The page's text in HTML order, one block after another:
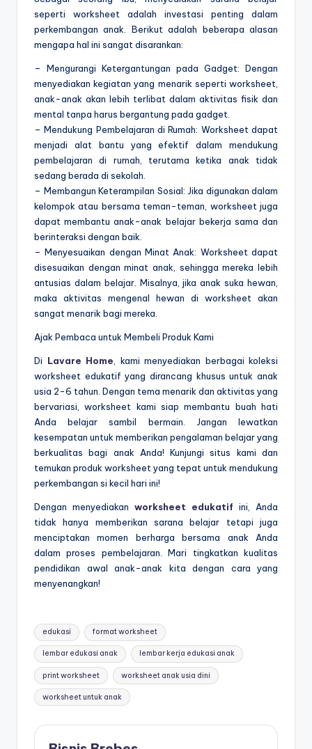
seperti worksheet adalah investasi penting dalam
perkembangan anak. Berikut adalah beberapa alasan
mengapa hal ini sangat disarankan:
– Mengurangi Ketergantungan pada Gadget: Dengan
menyediakan kegiatan yang menarik seperti worksheet,
anak-anak akan lebih terlibat dalam aktivitas fisik dan
mental tanpa harus bergantung pada gadget.
– Mendukung Pembelajaran di Rumah: Worksheet dapat
menjadi alat bantu yang efektif dalam mendukung
pembelajaran di rumah, terutama ketika anak tidak
sedang berada di sekolah.
– Membangun Keterampilan Sosial: Jika digunakan dalam
kelompok atau bersama teman-teman, worksheet juga
dapat membantu anak-anak belajar bekerja sama dan
berinteraksi dengan baik.
– Menyesuaikan dengan Minat Anak: Worksheet dapat
disesuaikan dengan minat anak, sehingga mereka lebih
antusias dalam belajar. Misalnya, jika anak suka hewan,
maka aktivitas mengenal hewan di worksheet akan
sangat menarik bagi mereka.
Ajak Pembaca untuk Membeli Produk Kami
Di Lavare Home, kami menyediakan berbagai koleksi
worksheet edukatif yang dirancang khusus untuk anak
usia 2-6 tahun. Dengan tema menarik dan aktivitas yang
bervariasi, worksheet kami siap membantu buah hati
Anda belajar sambil bermain. Jangan lewatkan
kesempatan untuk memberikan pengalaman belajar yang
berkualitas bagi anak Anda! Kunjungi situs kami dan
temukan produk worksheet yang tepat untuk mendukung
perkembangan si kecil hari ini!
Dengan menyediakan worksheet edukatif ini, Anda
tidak hanya memberikan sarana belajar tetapi juga
menciptakan momen berharga bersama anak Anda
dalam proses pembelajaran. Mari tingkatkan kualitas
pendidikan awal anak-anak kita dengan cara yang
menyenangkan!
Tags:
edukasi format worksheet
lembar edukasi anak lembar kerja edukasi anak
print worksheet worksheet anak usia dini
worksheet untuk anak